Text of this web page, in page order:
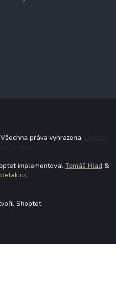
práva vyhrazena.
implementoval Tomáš Hlad &
.
Shoptet